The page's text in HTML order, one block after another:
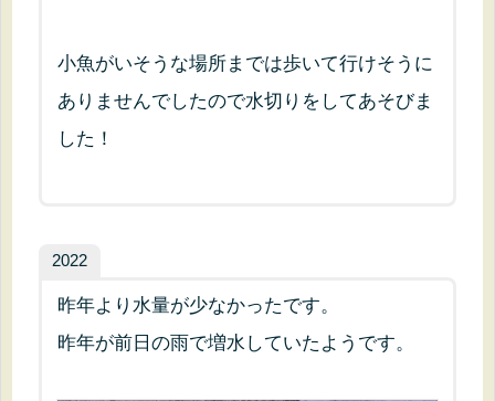
小魚がいそうな場所までは歩いて行けそうに
ありませんでしたので水切りをしてあそびま
した！
2022
昨年より水量が少なかったです。
昨年が前日の雨で増水していたようです。